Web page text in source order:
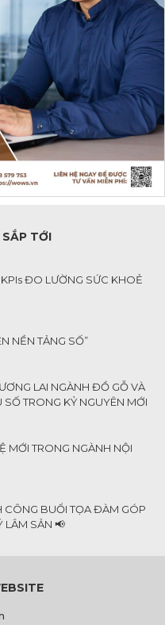
TỚI
ĐO LƯỜNG SỨC KHOẺ
NỀN TẢNG SỐ”
LAI NGÀNH ĐỒ GỖ VÀ
TRONG KỶ NGUYÊN MỚI
MỚI TRONG NGÀNH NỘI
CÔNG BUỔI TỌA ĐÀM GÓP
LÂM SẢN 📢